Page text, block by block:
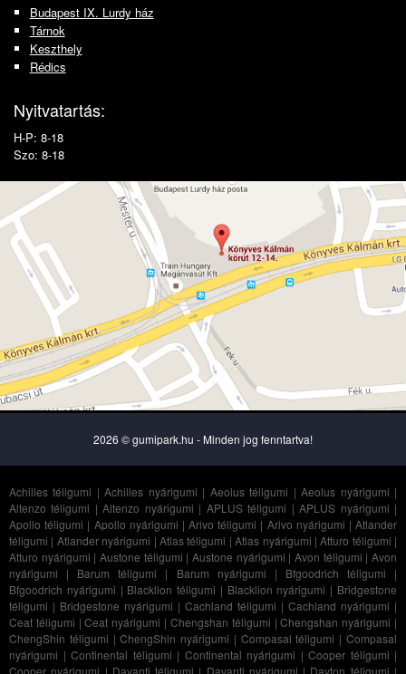
Budapest IX. Lurdy ház
Tárnok
Keszthely
Rédics
Nyitvatartás:
H-P: 8-18
Szo: 8-18
2026 © gumipark.hu - Minden jog fenntartva!
Achilles téligumi |Achilles nyárigumi | Aeolus téligumi |Aeolus nyárigumi |
Altenzo téligumi |Altenzo nyárigumi | APLUS téligumi |APLUS nyárigumi |
Apollo téligumi | Apollo nyárigumi |Arivo téligumi | Arivo nyárigumi |Atlander
téligumi | Atlander nyárigumi | Atlas téligumi |Atlas nyárigumi |Atturo téligumi |
Atturo nyárigumi |Austone téligumi |Austone nyárigumi |Avon téligumi |Avon
nyárigumi | Barum téligumi | Barum nyárigumi | Bfgoodrich téligumi |
Bfgoodrich nyárigumi | Blacklion téligumi | Blacklion nyárigumi | Bridgestone
téligumi | Bridgestone nyárigumi | Cachland téligumi | Cachland nyárigumi |
Ceat téligumi |Ceat nyárigumi | Chengshan téligumi |Chengshan nyárigumi |
ChengShin téligumi |ChengShin nyárigumi | Compasal téligumi |Compasal
nyárigumi | Continental téligumi | Continental nyárigumi | Cooper téligumi |
Cooper nyárigumi | Davanti téligumi | Davanti nyárigumi | Dayton téligumi |